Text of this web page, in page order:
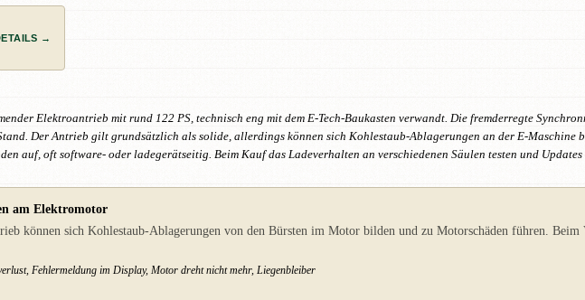
→
Elektroantrieb mit rund 122 PS, technisch eng mit dem E-Tech-Baukasten verwandt. Die fremderregte
Der Antrieb gilt grundsätzlich als solide, allerdings können sich Kohlestaub-Ablagerungen an der E-
auf, oft software- oder ladegerätseitig. Beim Kauf das Ladeverhalten an verschiedenen Säulen testen und Updates
am Elektromotor
können sich Kohlestaub-Ablagerungen von den Bürsten im Motor bilden und zu Motorschäden führen.
Fehlermeldung im Display, Motor dreht nicht mehr, Liegenbleiber